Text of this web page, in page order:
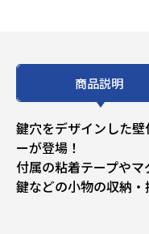
商品説明
鍵穴をデザインした
ーが登場！
付属の粘着テープやマ
鍵などの小物の収納・